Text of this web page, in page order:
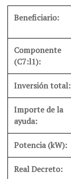
Beneficiario:
Componente
(C7:l1):
Inversión total:
Importe de la
ayuda:
Potencia (kW):
Real Decreto: